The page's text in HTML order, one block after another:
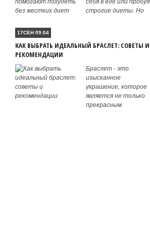
себя в еде или пробуя
строгие диеты. Но
17СЕН 09:04
КАК ВЫБРАТЬ ИДЕАЛЬНЫЙ БРАСЛЕТ: СОВЕТЫ И
РЕКОМЕНДАЦИИ
Браслет - это
изысканное
украшение, которое
является не только
прекрасным